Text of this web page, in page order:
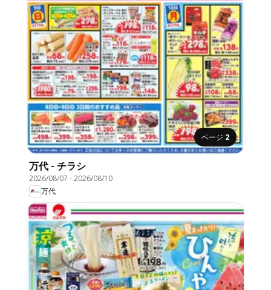
ページ 2
万代 - チラシ
2026/08/07 -2026/08/10
万代